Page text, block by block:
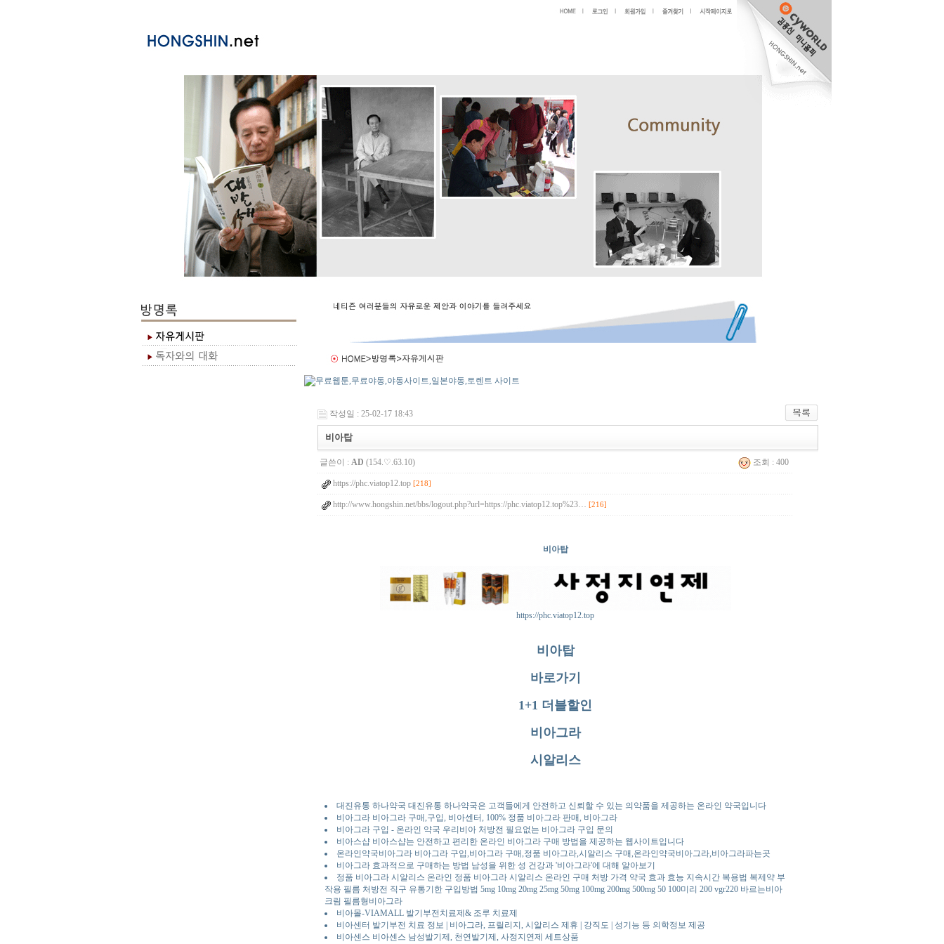
작성일 : 25-02-17 18:43
비아탑
글쓴이 : AD (154.♡.63.10) 조회 : 400
https://phc.viatop12.top [218]
http://www.hongshin.net/bbs/logout.php?url=https://phc.viatop12.top%23… [216]
비아탑
https://phc.viatop12.top
비아탑
바로가기
1+1 더블할인
비아그라
시알리스
대진유통 하나약국 대진유통 하나약국은 고객들에게 안전하고 신뢰할 수 있는 의약품을 제공하는 온라인 약국입니다
비아그라 비아그라 구매,구입, 비아센터, 100% 정품 비아그라 판매, 비아그라
비아그라 구입 - 온라인 약국 우리비아 처방전 필요없는 비아그라 구입 문의
비아스샵 비아스샵는 안전하고 편리한 온라인 비아그라 구매 방법을 제공하는 웹사이트입니다
온라인약국비아그라 비아그라 구입,비아그라 구매,정품 비아그라,시알리스 구매,온라인약국비아그라,비아그라파는곳
비아그라 효과적으로 구매하는 방법 남성을 위한 성 건강과 '비아그라'에 대해 알아보기
정품 비아그라 시알리스 온라인 정품 비아그라 시알리스 온라인 구매 처방 가격 약국 효과 효능 지속시간 복용법 복제약 부
작용 필름 처방전 직구 유통기한 구입방법 5mg 10mg 20mg 25mg 50mg 100mg 200mg 500mg 50 100미리 200 vgr220 바르는비아
크림 필름형비아그라
비아몰-VIAMALL 발기부전치료제& 조루 치료제
비아센터 발기부전 치료 정보 | 비아그라, 프릴리지, 시알리스 제휴 | 강직도 | 성기능 등 의학정보 제공
비아센스 비아센스 남성발기제, 천연발기제, 사정지연제 세트상품